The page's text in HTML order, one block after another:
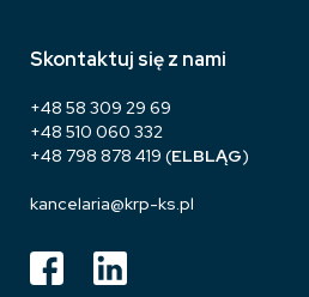
Skontaktuj się z nami
+48 58 309 29 69
+48 510 060 332
+48 798 878 419 (ELBLĄG)
kancelaria@krp-ks.pl